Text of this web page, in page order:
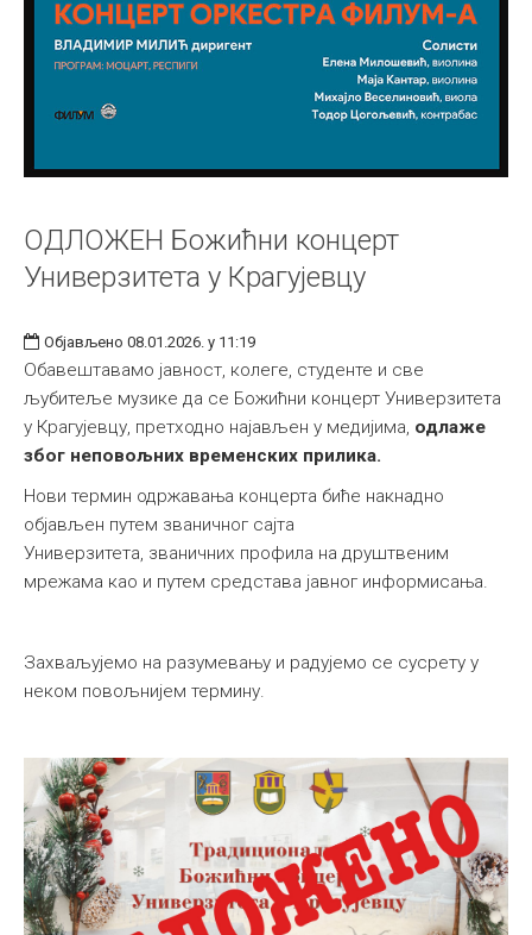
ОДЛОЖЕН Божићни концерт
Универзитета у Крагујевцу
Објављено 08.01.2026. у 11:19
Обавештавамо јавност, колеге, студенте и све
љубитеље музике да се Божићни концерт Универзитета
у Крагујевцу, претходно најављен у медијима, одлаже
због неповољних временских прилика.
Нови термин одржавања концерта биће накнадно
објављен путем званичног сајта
Универзитета, званичних профила на друштвеним
мрежама као и путем средстава јавног информисања.
Захваљујемо на разумевању и радујемо се сусрету у
неком повољнијем термину.